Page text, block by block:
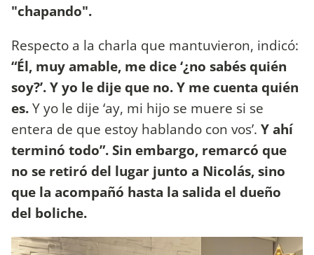
"chapando".
Respecto a la charla que mantuvieron, indicó:
“Él, muy amable, me dice ‘¿no sabés quién
soy?’. Y yo le dije que no. Y me cuenta quién
es.Y yo le dije ‘ay, mi hijo se muere si se
entera de que estoy hablando con vos’. Y ahí
terminó todo”. Sin embargo, remarcó que
no se retiró del lugar junto a Nicolás, sino
que la acompañó hasta la salida el dueño
del boliche.